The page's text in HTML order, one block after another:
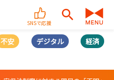
SNSで応援
不安 デジタル 経済